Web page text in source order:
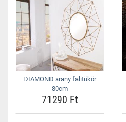
DIAMOND arany falitükör
80cm
71290 Ft